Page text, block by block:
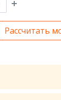
Рассчитать